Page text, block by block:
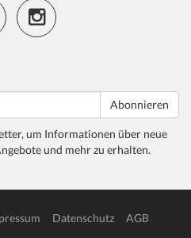
Abonnieren
um Informationen über neue
und mehr zu erhalten.
Datenschutz
AGB